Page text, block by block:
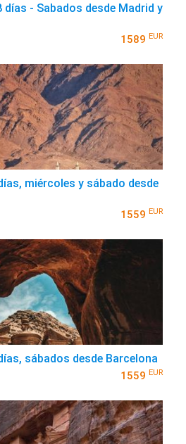
- Sabados desde Madrid y
1589 EUR
miércoles y sábado desde
1559 EUR
sábados desde Barcelona
1559 EUR